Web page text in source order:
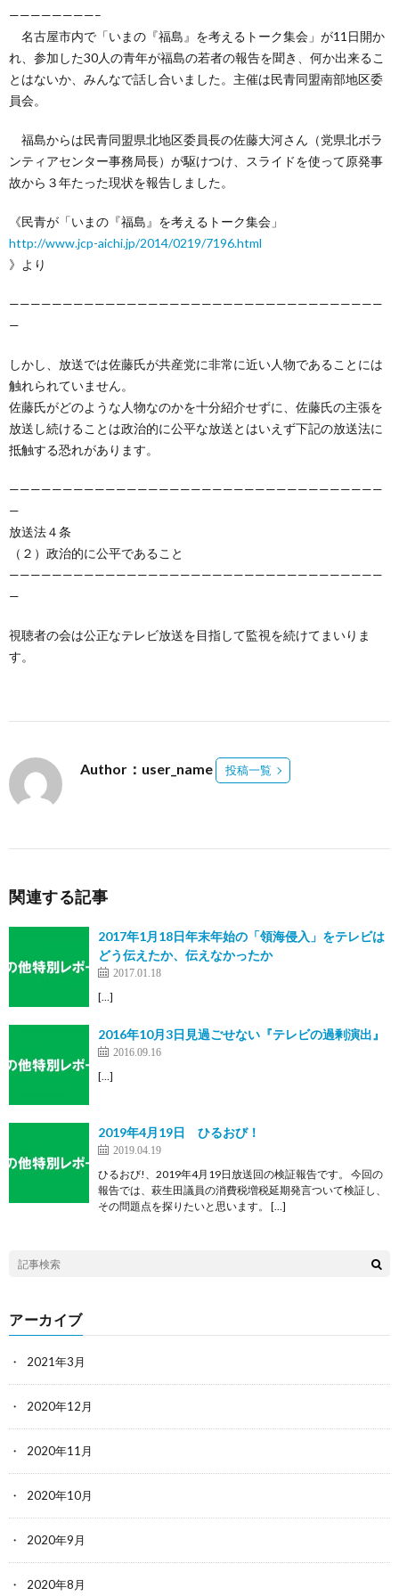
————————–
名古屋市内で「いまの『福島』を考えるトーク集会」が11日開か
れ、参加した30人の青年が福島の若者の報告を聞き、何か出来るこ
とはないか、みんなで話し合いました。主催は民青同盟南部地区委
員会。
福島からは民青同盟県北地区委員長の佐藤大河さん（党県北ボラ
ンティアセンター事務局長）が駆けつけ、スライドを使って原発事
故から３年たった現状を報告しました。
《民青が「いまの『福島』を考えるトーク集会」
http://www.jcp-aichi.jp/2014/0219/7196.html
》より
———————————————————————————————————
—
しかし、放送では佐藤氏が共産党に非常に近い人物であることには
触れられていません。
佐藤氏がどのような人物なのかを十分紹介せずに、佐藤氏の主張を
放送し続けることは政治的に公平な放送とはいえず下記の放送法に
抵触する恐れがあります。
———————————————————————————————————
—
放送法４条
（２）政治的に公平であること
———————————————————————————————————
—
視聴者の会は公正なテレビ放送を目指して監視を続けてまいりま
す。
Author：user_name 投稿一覧
関連する記事
2017年1月18日年末年始の「領海侵入」をテレビは
どう伝えたか、伝えなかったか
2017.01.18
[…]
2016年10月3日見過ごせない『テレビの過剰演出』
2016.09.16
[…]
2019年4月19日 ひるおび！
2019.04.19
ひるおび!、2019年4月19日放送回の検証報告です。 今回の
報告では、萩生田議員の消費税増税延期発言ついて検証し、
その問題点を探りたいと思います。 […]
アーカイブ
2021年3月
2020年12月
2020年11月
2020年10月
2020年9月
2020年8月